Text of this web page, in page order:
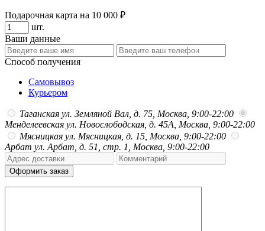
Подарочная карта на 10 000 ₽
шт.
Ваши данные
Способ получения
Самовывоз
Курьером
Таганская ул. Земляной Вал, д. 75, Москва, 9:00-22:00
Менделеевская ул. Новослободская, д. 45А, Москва, 9:00-22:00
Мясницкая ул. Мясницкая, д. 15, Москва, 9:00-22:00
Арбат ул. Арбат, д. 51, стр. 1, Москва, 9:00-22:00
Оформить заказ